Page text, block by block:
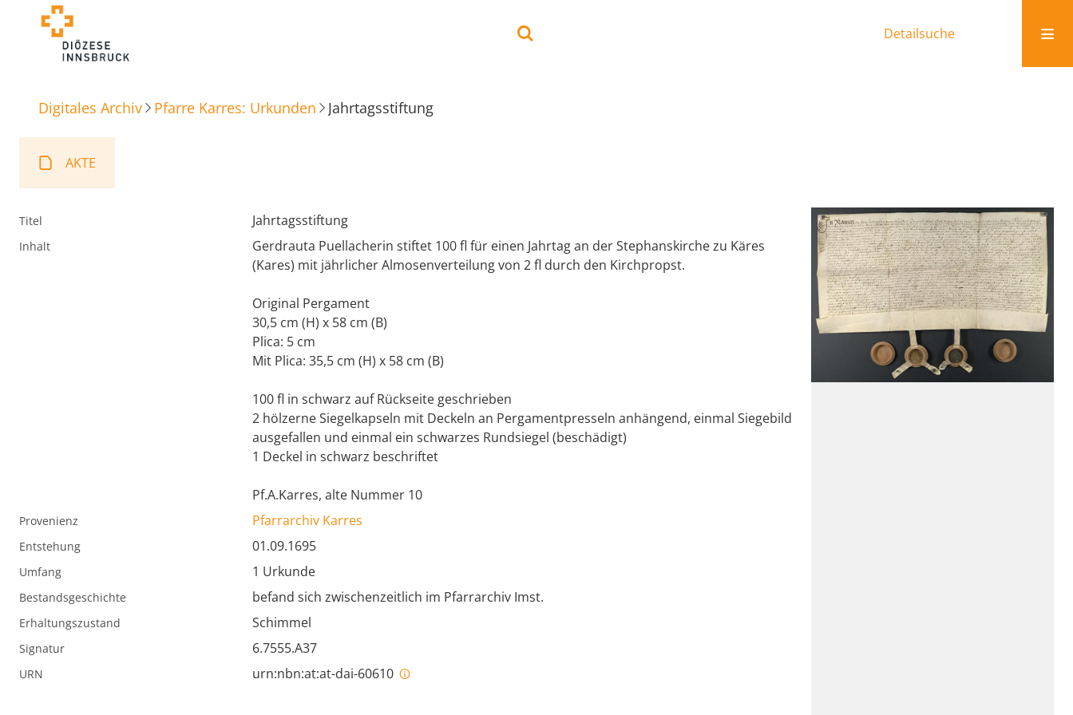
Detailsuche
Digitales Archiv Pfarre Karres: Urkunden Jahrtagsstiftung
AKTE
Titel Jahrtagsstiftung
Inhalt
Gerdrauta Puellacherin stiftet 100 fl für einen Jahrtag an der Stephanskirche zu Käres
(Kares) mit jährlicher Almosenverteilung von 2 fl durch den Kirchpropst.
Original Pergament
30,5 cm (H) x 58 cm (B)
Plica: 5 cm
Mit Plica: 35,5 cm (H) x 58 cm (B)
100 fl in schwarz auf Rückseite geschrieben
2 hölzerne Siegelkapseln mit Deckeln an Pergamentpresseln anhängend, einmal Siegebild
ausgefallen und einmal ein schwarzes Rundsiegel (beschädigt)
1 Deckel in schwarz beschriftet
Pf.A.Karres, alte Nummer 10
Provenienz Pfarrarchiv Karres
Entstehung 01.09.1695
Umfang 1 Urkunde
Bestandsgeschichte befand sich zwischenzeitlich im Pfarrarchiv Imst.
Erhaltungszustand Schimmel
Signatur 6.7555.A37
URN urn:nbn:at:at-dai-60610